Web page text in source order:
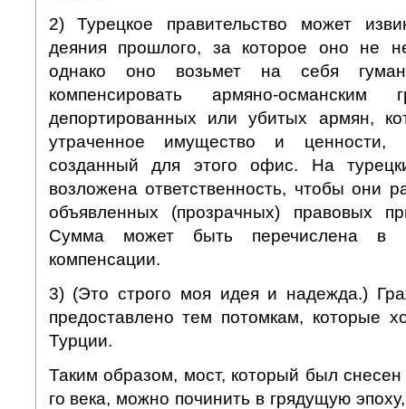
2) Турецкое правительство может
деяния прошлого, за которое оно не
однако оно возьмет на себя
компенсировать армяно-османским
депортированных или убитых армян,
утраченное имущество и ценности,
созданный для этого офис. На
возложена ответственность, чтобы они
объявленных (прозрачных) правовых
Сумма может быть перечислена в
компенсации.
3) (Это строго моя идея и надежда.)
предоставлено тем потомкам, которые
Турции.
Таким образом, мост, который был
го века, можно починить в грядущую